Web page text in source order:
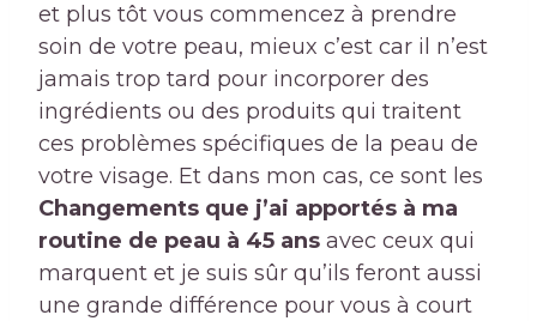
et plus tôt vous commencez à prendre
soin de votre peau, mieux c’est car il n’est
jamais trop tard pour incorporer des
ingrédients ou des produits qui traitent
ces problèmes spécifiques de la peau de
votre visage. Et dans mon cas, ce sont les
Changements que j’ai apportés à ma
routine de peau à 45 ans avec ceux qui
marquent et je suis sûr qu’ils feront aussi
une grande différence pour vous à court